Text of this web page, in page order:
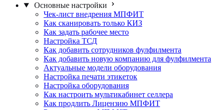
Основные настройки
Чек-лист внедрения МПФИТ
Как сканировать только КИЗ
Как задать рабочее место
Настройка ТСД
Как добавить сотрудников фулфилмента
Как добавить новую компанию для фулфилмента
Актуальные модели оборудования
Настройка печати этикеток
Настройка оборудования
Как настроить мультикабинет селлера
Как продлить Лицензию МПФИТ